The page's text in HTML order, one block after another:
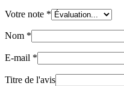
Votre note *
Nom *
E-mail *
Titre de l'avis